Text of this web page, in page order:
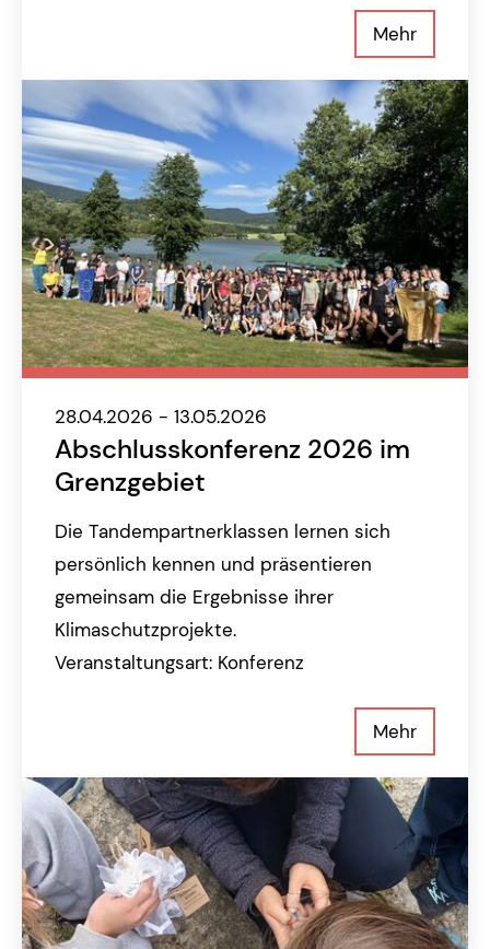
Mehr
28.04.2026 - 13.05.2026
Abschlusskonferenz 2026 im
Grenzgebiet
Die Tandempartnerklassen lernen sich
persönlich kennen und präsentieren
gemeinsam die Ergebnisse ihrer
Klimaschutzprojekte.
Veranstaltungsart: Konferenz
Mehr